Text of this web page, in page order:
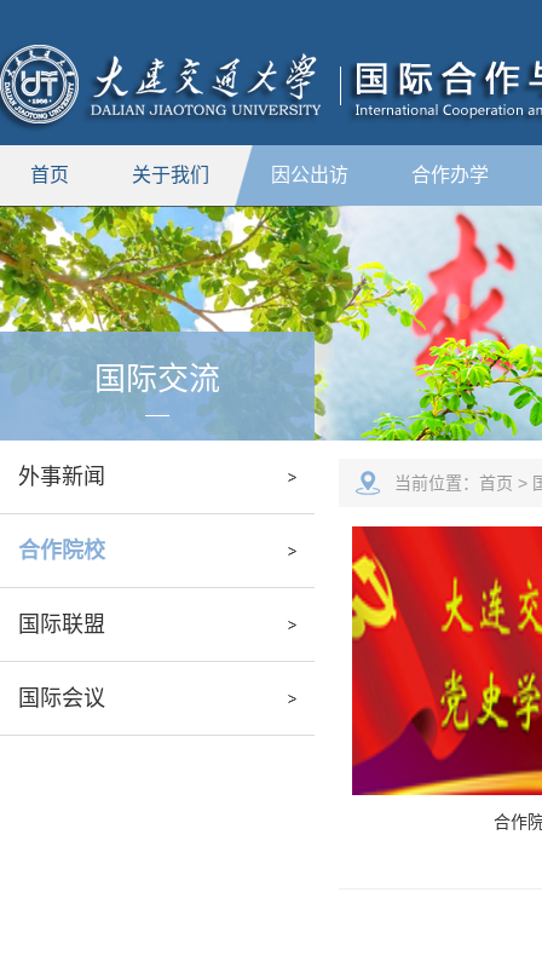
首页 关于我们 因公出访 合作办学
国际交流
外事新闻
合作院校
国际联盟
国际会议
当前位置： 首页 >
合作